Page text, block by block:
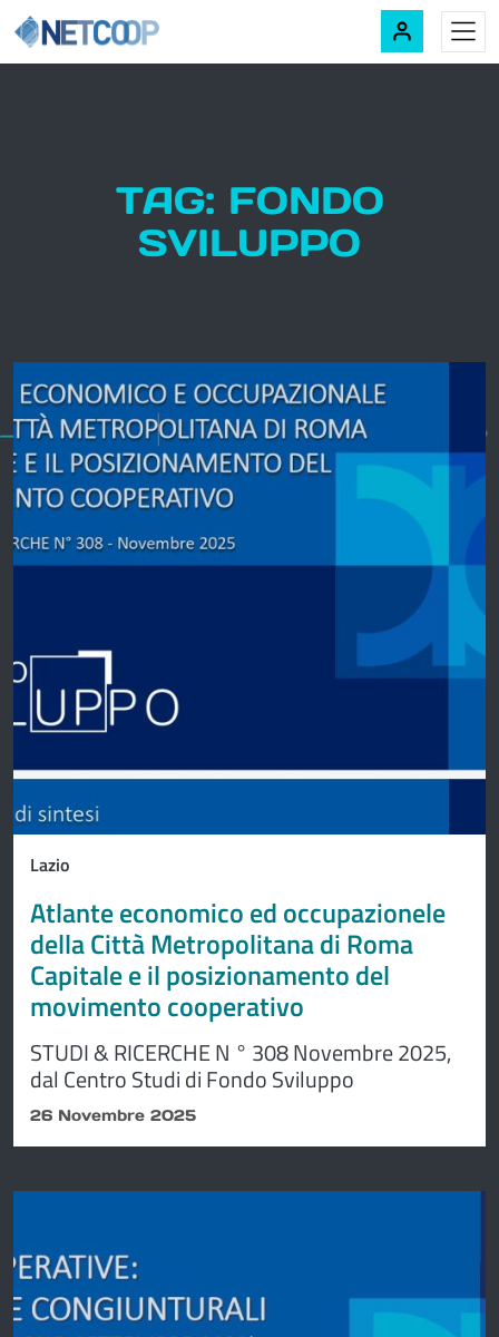
Navigazione principale
TAG: FONDO
SVILUPPO
Lazio
Atlante economico ed occupazionele
della Città Metropolitana di Roma
Capitale e il posizionamento del
movimento cooperativo
STUDI & RICERCHE N ° 308 Novembre 2025,
dal Centro Studi di Fondo Sviluppo
26 Novembre 2025